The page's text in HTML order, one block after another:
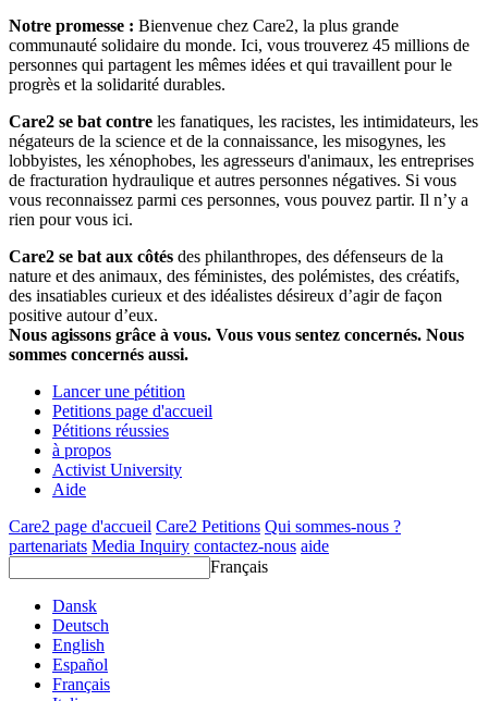
Notre promesse : Bienvenue chez Care2, la plus grande
communauté solidaire du monde. Ici, vous trouverez 45 millions de
personnes qui partagent les mêmes idées et qui travaillent pour le
progrès et la solidarité durables.
Care2 se bat contre les fanatiques, les racistes, les intimidateurs, les
négateurs de la science et de la connaissance, les misogynes, les
lobbyistes, les xénophobes, les agresseurs d'animaux, les entreprises
de fracturation hydraulique et autres personnes négatives. Si vous
vous reconnaissez parmi ces personnes, vous pouvez partir. Il n’y a
rien pour vous ici.
Care2 se bat aux côtés des philanthropes, des défenseurs de la
nature et des animaux, des féministes, des polémistes, des créatifs,
des insatiables curieux et des idéalistes désireux d’agir de façon
positive autour d’eux.
Nous agissons grâce à vous. Vous vous sentez concernés. Nous
sommes concernés aussi.
Lancer une pétition
Petitions page d'accueil
Pétitions réussies
à propos
Activist University
Aide
Care2 page d'accueil Care2 Petitions Qui sommes-nous ?
partenariats Media Inquiry contactez-nous aide
Français
Dansk
Deutsch
English
Español
Français